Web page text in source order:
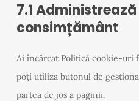
7.1
consimțământ
Ai încărcat Politică cookie-uri
poți utiliza butonul de
partea de jos a paginii.